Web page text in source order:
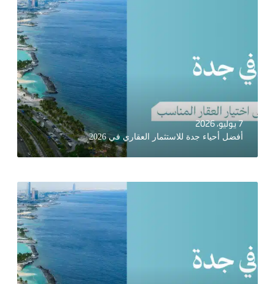
7 يوليو، 2026
أفضل أحياء جدة للاستثمار العقاري في 2026